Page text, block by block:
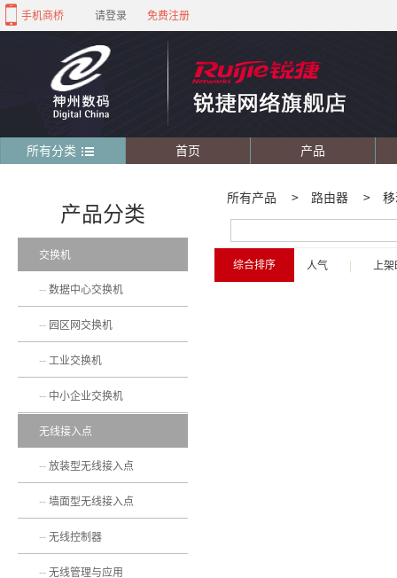
手机商桥 请登录 免费注册
所有分类 首页 产品
所有产品 > 路由器 >
综合排序 人气 上
产品分类
交换机
数据中心交换机
园区网交换机
工业交换机
中小企业交换机
无线接入点
放装型无线接入点
墙面型无线接入点
无线控制器
无线管理与应用